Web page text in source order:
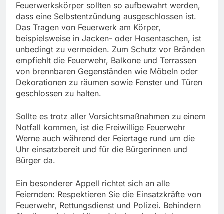
Feuerwerkskörper sollten so aufbewahrt werden,
dass eine Selbstentzündung ausgeschlossen ist.
Das Tragen von Feuerwerk am Körper,
beispielsweise in Jacken- oder Hosentaschen, ist
unbedingt zu vermeiden. Zum Schutz vor Bränden
empfiehlt die Feuerwehr, Balkone und Terrassen
von brennbaren Gegenständen wie Möbeln oder
Dekorationen zu räumen sowie Fenster und Türen
geschlossen zu halten.
Sollte es trotz aller Vorsichtsmaßnahmen zu einem
Notfall kommen, ist die Freiwillige Feuerwehr
Werne auch während der Feiertage rund um die
Uhr einsatzbereit und für die Bürgerinnen und
Bürger da.
Ein besonderer Appell richtet sich an alle
Feiernden: Respektieren Sie die Einsatzkräfte von
Feuerwehr, Rettungsdienst und Polizei. Behindern